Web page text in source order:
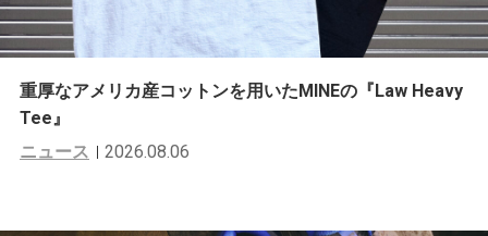
重厚なアメリカ産コットンを用いたMINEの『Law Heavy
Tee』
ニュース
2026.08.06